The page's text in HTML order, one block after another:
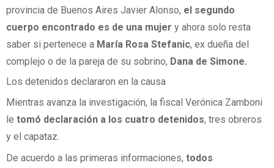
provincia de Buenos Aires Javier Alonso, el segundo
cuerpo encontrado es de una mujer y ahora solo resta
saber si pertenece a María Rosa Stefanic, ex dueña del
complejo o de la pareja de su sobrino, Dana de Simone.
Los detenidos declararon en la causa
Mientras avanza la investigación, la fiscal Verónica Zamboni
le tomó declaración a los cuatro detenidos, tres obreros
y el capataz.
De acuerdo a las primeras informaciones, todos